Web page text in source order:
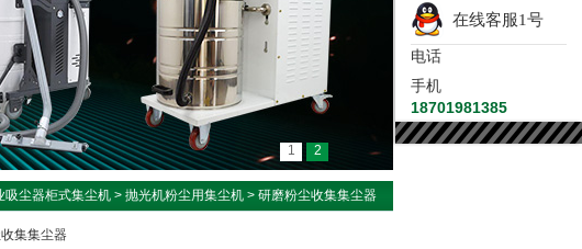
1 2
吸尘器柜式集尘机 > 抛光机粉尘用集尘机 > 研磨粉尘收集集尘器
集集尘器
在线客服1号
电话
手机
18701981385